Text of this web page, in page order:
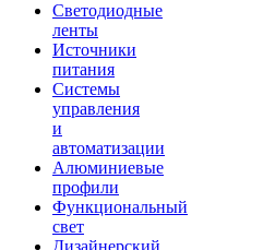
Светодиодные
ленты
Источники
питания
Системы
управления
и
автоматизации
Алюминиевые
профили
Функциональный
свет
Дизайнерский